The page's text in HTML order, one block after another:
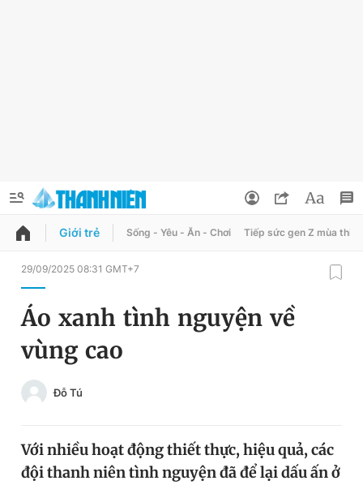
QUẢNG CÁO
Chuyên mục
Chuyên mục khác
Tin thị trường Tin 360
Đổi mật khẩu
Tin đã lưu
Tin đã xem
Đăng xuất
Giới trẻ Sống - Yêu - Ăn - Chơi Tiếp sức gen Z mùa thi
29/09/2025 08:31 GMT+7
Áo xanh tình nguyện về
vùng cao
Đỗ Tú
Với nhiều hoạt động thiết thực, hiệu quả, các
đội thanh niên tình nguyện đã để lại dấu ấn ở